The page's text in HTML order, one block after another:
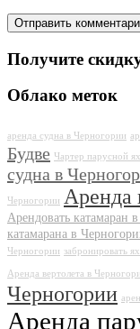
Получите
Облако меток
аренда судна в Черногории
Будве Чартер парусной
судна в
Черногории Аренда
Арендовать катамаран
катамарана в
Черногории забронировать
Аренда вертолета в
Черногории
Аренда